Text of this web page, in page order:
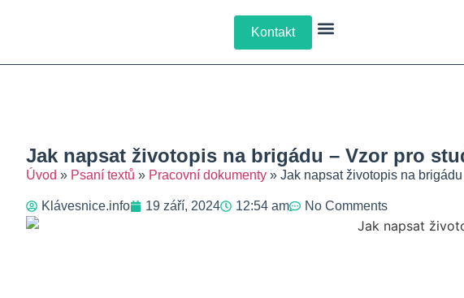
Kontakt
Jak napsat životopis na brigádu – Vzor pro
Úvod » Psaní textů » Pracovní dokumenty » Jak napsat životopis na
Klávesnice.info 19 září, 2024 12:54 am No Comments